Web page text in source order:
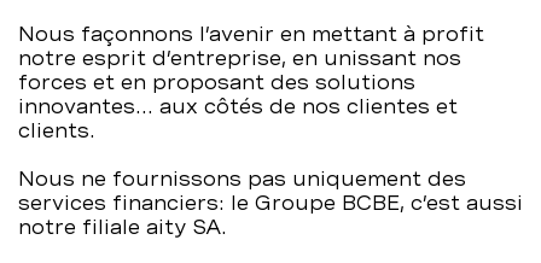
Nous façonnons l’avenir en mettant à profit
notre esprit d’entreprise, en unissant nos
forces et en proposant des solutions
innovantes… aux côtés de nos clientes et
clients.
Nous ne fournissons pas uniquement des
services financiers: le Groupe BCBE, c’est aussi
notre filiale aity SA.